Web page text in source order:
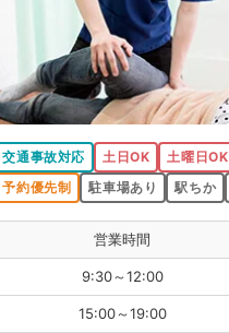
交通事故対応 土日OK 土曜日OK
予約優先制
駐車場あり 駅ちか
営業時間
9:30～12:00
15:00～19:00